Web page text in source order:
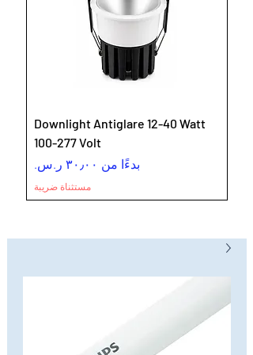
Downlight Antiglare 12-40 Watt
100-277 Volt
بدءًا من
سعر البيع
مستثناة ضريبة